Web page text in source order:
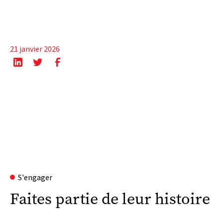
21 janvier 2026
S'engager
Faites partie de leur histoire